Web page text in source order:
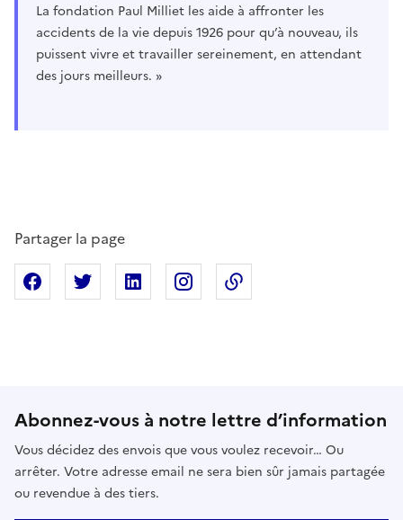
La fondation Paul Milliet les aide à affronter les
accidents de la vie depuis 1926 pour qu’à nouveau, ils
puissent vivre et travailler sereinement, en attendant
des jours meilleurs. »
Partager la page
Partager sur Facebook
Partager sur XPartager sur Linkedin
Partager sur Instagram
Abonnez-vous à notre lettre d’information
Vous décidez des envois que vous voulez recevoir… Ou
arrêter. Votre adresse email ne sera bien sûr jamais partagée
ou revendue à des tiers.